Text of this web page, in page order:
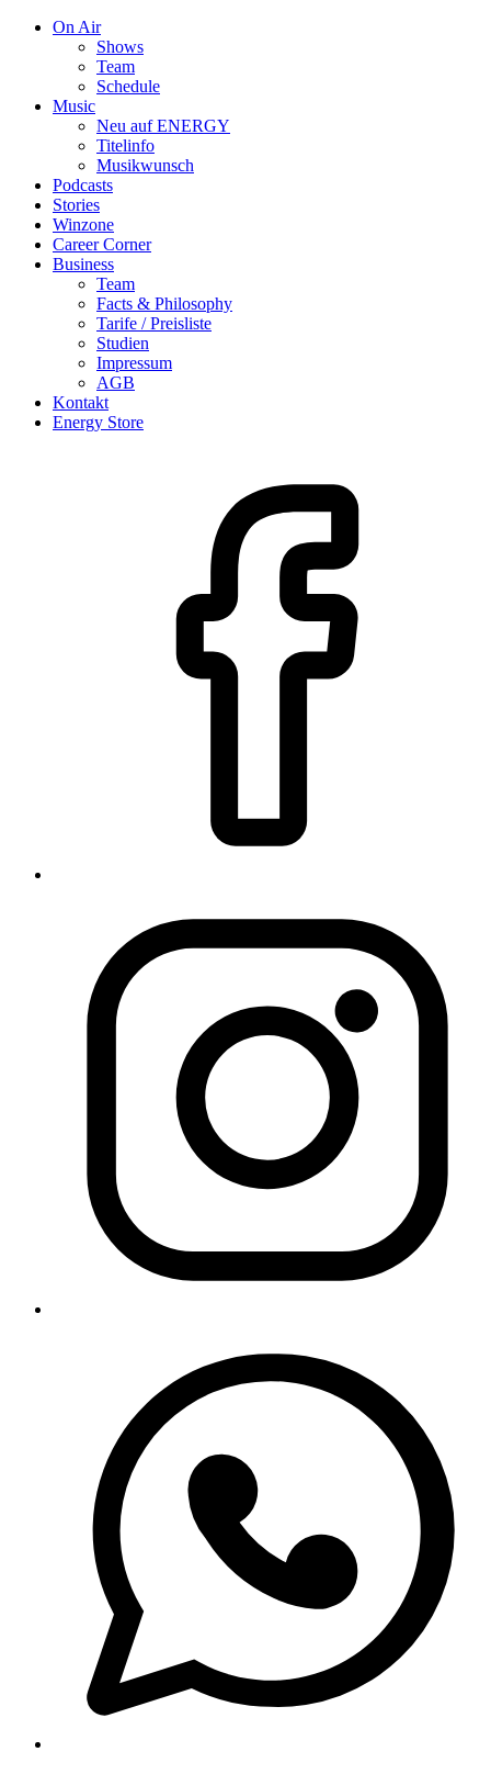
On Air
Shows
Team
Schedule
Music
Neu auf ENERGY
Titelinfo
Musikwunsch
Podcasts
Stories
Winzone
Career Corner
Business
Team
Facts & Philosophy
Tarife / Preisliste
Studien
Impressum
AGB
Kontakt
Energy Store